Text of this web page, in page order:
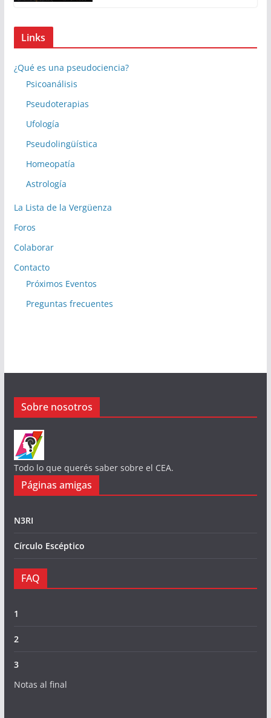
Links
¿Qué es una pseudociencia?
Psicoanálisis
Pseudoterapias
Ufología
Pseudolingüística
Homeopatía
Astrología
La Lista de la Vergüenza
Foros
Colaborar
Contacto
Próximos Eventos
Preguntas frecuentes
Sobre nosotros
Todo lo que querés saber sobre el CEA.
Páginas amigas
N3RI
Círculo Escéptico
FAQ
1
2
3
Notas al final